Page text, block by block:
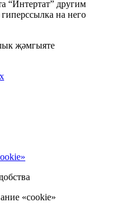
“Интертат” другим
на него
җәмгыяте
«cookie»